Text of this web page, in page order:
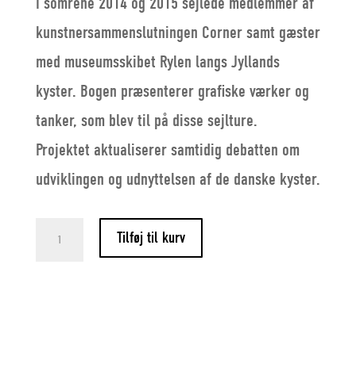
kunstnersammenslutningen Corner samt gæster
med museumsskibet Rylen langs Jyllands
kyster. Bogen præsenterer grafiske værker og
tanker, som blev til på disse sejlture.
Projektet aktualiserer samtidig debatten om
udviklingen og udnyttelsen af de danske kyster.
Corner
Tilføj til kurv